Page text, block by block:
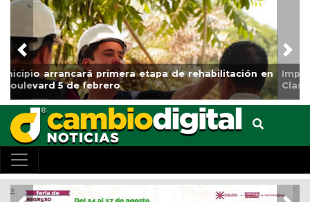
Impulsa Gobierno Municipal Expo Venta Regreso a
Clases
Previous